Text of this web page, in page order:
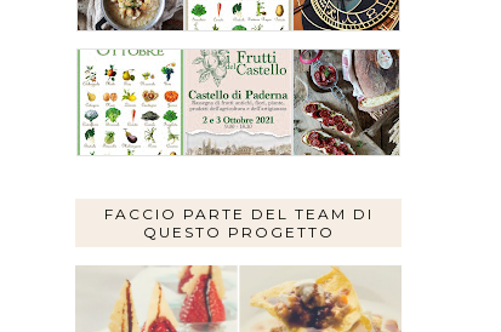
FACCIO PARTE DEL TEAM DI
QUESTO PROGETTO